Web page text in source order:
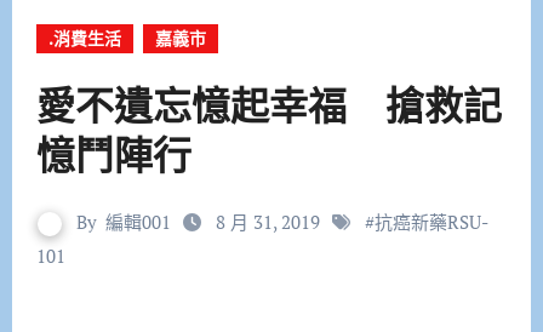
.消費生活 嘉義市
愛不遺忘憶起幸福 搶救記
憶鬥陣行
By 編輯001 8 月 31, 2019 #抗癌新藥RSU-
101